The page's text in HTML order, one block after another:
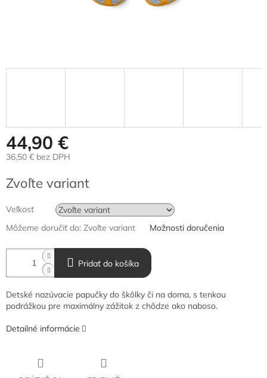
44,90 €
36,50 € bez DPH
cena:
Zvoľte variant
Veľkosť
Môžeme doručiť do: Zvoľte variant Možnosti doručenia
Pridať do košíka
Detské nazúvacie papučky do škôlky či na doma, s tenkou
podrážkou pre maximálny zážitok z chôdze ako naboso.
Detailné informácie